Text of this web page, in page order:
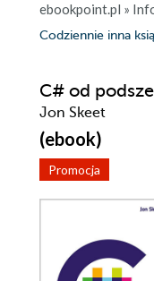
ebookpoint.pl »
Codziennie inna
C# od
Jon Skeet
(ebook)
Promocja